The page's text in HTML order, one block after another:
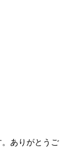
ありがとうご